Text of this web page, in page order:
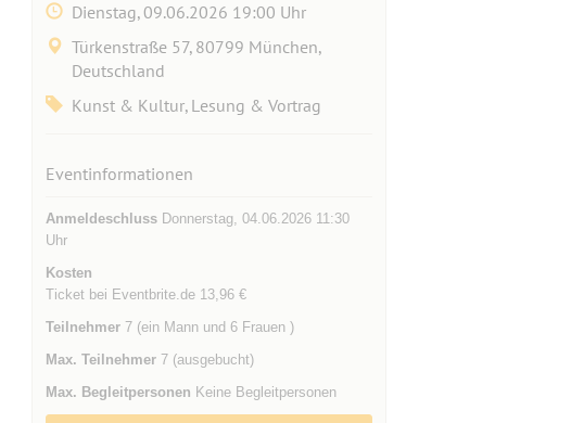
Dienstag, 09.06.2026 19:00 Uhr
Türkenstraße 57, 80799 München,
Deutschland
Kunst & Kultur, Lesung & Vortrag
Eventinformationen
AnmeldeschlussDonnerstag, 04.06.2026 11:30
Uhr
Kosten
Ticket bei Eventbrite.de 13,96 €
Teilnehmer7 (ein Mann und 6 Frauen )
Max. Teilnehmer7 (ausgebucht)
Max. Begleitpersonen Keine Begleitpersonen